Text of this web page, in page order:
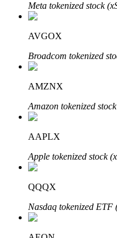
Meer informatie over
Bitrue
Bitrue-partners
Meta tokenized stock
AVGOX
Broadcom tokenized
AMZNX
Amazon tokenized
AAPLX
Apple tokenized stock
QQQX
Nasdaq tokenized ETF